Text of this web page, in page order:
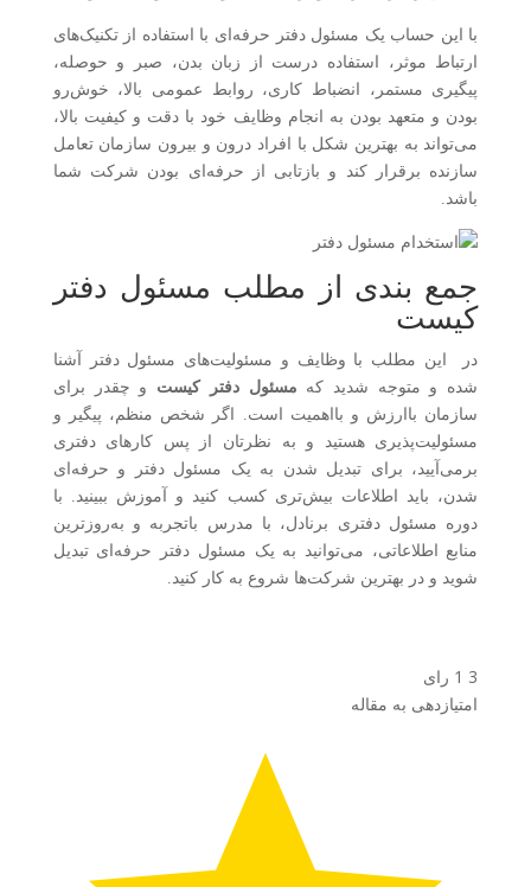
با این حساب یک مسئول دفتر حرفه‌ای با استفاده از تکنیک‌های
ارتباط موثر، استفاده درست از زبان بدن، صبر و حوصله،
پیگیری مستمر، انضباط کاری، روابط عمومی بالا، خوش‌رو
بودن و متعهد بودن به انجام وظایف خود با دقت و کیفیت بالا،
می‌تواند به بهترین شکل با افراد درون و بیرون سازمان تعامل
سازنده برقرار کند و بازتابی از حرفه‌ای بودن شرکت شما
باشد.
جمع بندی از مطلب مسئول دفتر
کیست
در این مطلب با وظایف و مسئولیت‌های مسئول دفتر آشنا
شده و متوجه شدید که مسئول دفتر کیست و چقدر برای
سازمان باارزش و بااهمیت است. اگر شخص منظم، پیگیر و
مسئولیت‌پذیری هستید و به نظرتان از پس کارهای دفتری
برمی‌آیید، برای تبدیل شدن به یک مسئول دفتر و حرفه‌ای
شدن، باید اطلاعات بیش‌تری کسب کنید و آموزش ببینید. با
دوره مسئول دفتری برنادل، با مدرس باتجربه و به‌روزترین
منابع اطلاعاتی، می‌توانید به یک مسئول دفتر حرفه‌ای تبدیل
شوید و در بهترین شرکت‌ها شروع به کار کنید.
3
1 رای
امتیازدهی به مقاله